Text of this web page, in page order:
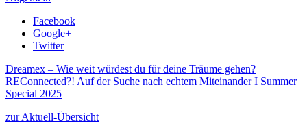
Facebook
Google+
Twitter
Dreamex – Wie weit würdest du für deine Träume gehen?
REConnected?! Auf der Suche nach echtem Miteinander I Summer
Special 2025
zur Aktuell-Übersicht